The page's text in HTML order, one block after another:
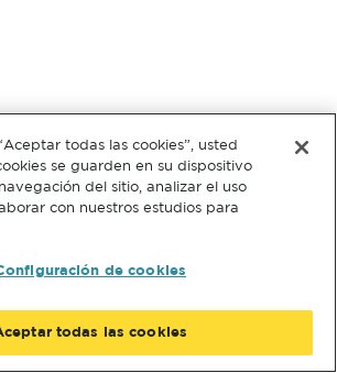
todas las cookies”, usted
se guarden en su dispositivo
del sitio, analizar el uso
con nuestros estudios para
de cookies
todas las cookies